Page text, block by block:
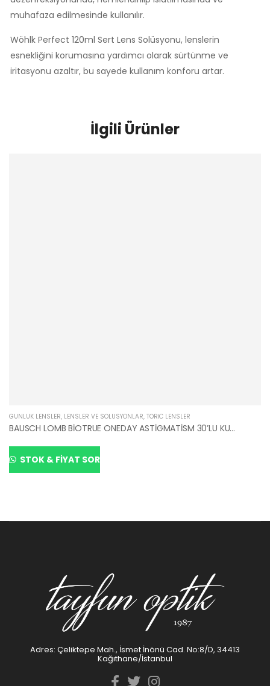
muhafaza edilmesinde kullanılır.
Wöhlk Perfect 120ml Sert Lens Solüsyonu, lenslerin
esnekliğini korumasına yardımcı olarak sürtünme ve
iritasyonu azaltır, bu sayede kullanım konforu artar.
İlgili Ürünler
GÜNLÜK LENSLER, LENSLER VE SOLÜSYONLAR, TORIC LENSLER
BAUSCH LOMB BİOTRUE ONEDAY ASTİGMATİSM 30’LU KUTU
STOK & FIYAT SOR
Adres: Çeliktepe Mah., İsmet İnönü Cad. No:8/D, 34413
Kağıthane/İstanbul